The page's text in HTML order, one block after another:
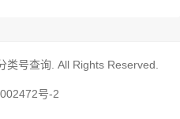
类号查询 . All Rights Reserved.
号-2